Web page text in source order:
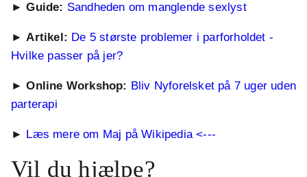
►Guide: Sandheden om manglende sexlyst
►Artikel: De 5 største problemer i parforholdet -
Hvilke passer på jer?
►Online Workshop: Bliv Nyforelsket på 7 uger uden
parterapi
► Læs mere om Maj på Wikipedia <---
Vil du hjælpe?